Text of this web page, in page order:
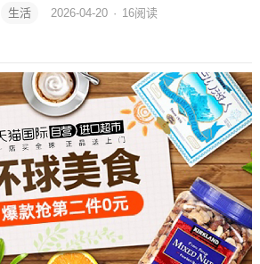
生活 2026-04-20 · 16阅读